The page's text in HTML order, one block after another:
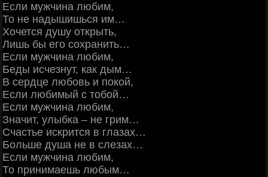
Если мужчина любим,
То не надышишься им…
Хочется душу открыть,
Лишь бы его сохранить…
Если мужчина любим,
Беды исчезнут, как дым…
В сердце любовь и покой,
Если любимый с тобой…
Если мужчина любим,
Значит, улыбка – не грим…
Счастье искрится в глазах…
Больше душа не в слезах…
Если мужчина любим,
То принимаешь любым…